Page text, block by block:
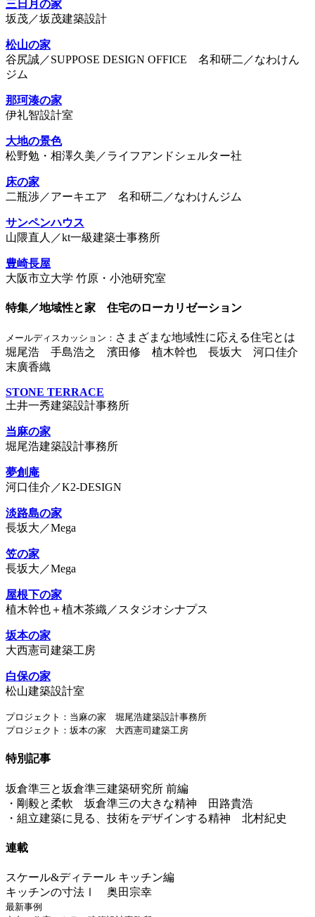
三日月の家
坂茂／坂茂建築設計
松山の家
谷尻誠／SUPPOSE DESIGN OFFICE 名和研二／なわけん
ジム
那珂湊の家
伊礼智設計室
大地の景色
松野勉・相澤久美／ライフアンドシェルター社
床の家
二瓶渉／アーキエア 名和研二／なわけんジム
サンペンハウス
山隈直人／kt一級建築士事務所
豊崎長屋
大阪市立大学 竹原・小池研究室
特集／地域性と家 住宅のローカリゼーション
メールディスカッション： さまざまな地域性に応える住宅とは
堀尾浩 手島浩之 濱田修 植木幹也 長坂大 河口佳介
末廣香織
STONE TERRACE
土井一秀建築設計事務所
当麻の家
堀尾浩建築設計事務所
夢創庵
河口佳介／K2-DESIGN
淡路島の家
長坂大／Mega
笠の家
長坂大／Mega
屋根下の家
植木幹也＋植木茶織／スタジオシナプス
坂本の家
大西憲司建築工房
白保の家
松山建築設計室
プロジェクト：当麻の家 堀尾浩建築設計事務所
プロジェクト：坂本の家 大西憲司建築工房
特別記事
坂倉準三と坂倉準三建築研究所 前編
・剛毅と柔軟 坂倉準三の大きな精神 田路貴浩
・組立建築に見る、技術をデザインする精神 北村紀史
連載
スケール&ディテール キッチン編
キッチンの寸法Ⅰ 奥田宗幸
最新事例